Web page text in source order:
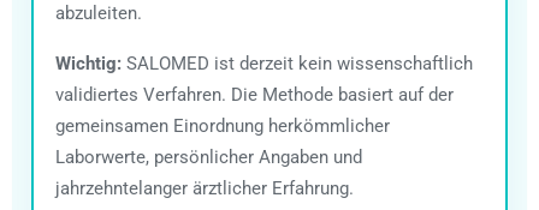
abzuleiten.
Wichtig: SALOMED ist derzeit kein wissenschaftlich
validiertes Verfahren. Die Methode basiert auf der
gemeinsamen Einordnung herkömmlicher
Laborwerte, persönlicher Angaben und
jahrzehntelanger ärztlicher Erfahrung.